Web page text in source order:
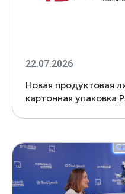
22.07.2026
Новая продуктовая
картонная упаковка